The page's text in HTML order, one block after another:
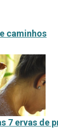
caminhos
7 ervas de